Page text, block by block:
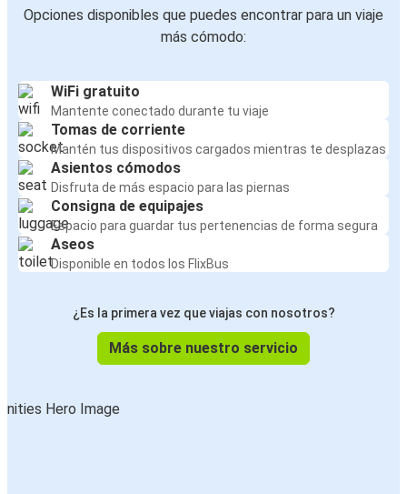
Opciones disponibles que puedes encontrar para un viaje
más cómodo:
WiFi gratuito
Mantente conectado durante tu viaje
Tomas de corriente
Mantén tus dispositivos cargados mientras te desplazas
Asientos cómodos
Disfruta de más espacio para las piernas
Consigna de equipajes
Espacio para guardar tus pertenencias de forma segura
Aseos
Disponible en todos los FlixBus
¿Es la primera vez que viajas con nosotros?
Más sobre nuestro servicio